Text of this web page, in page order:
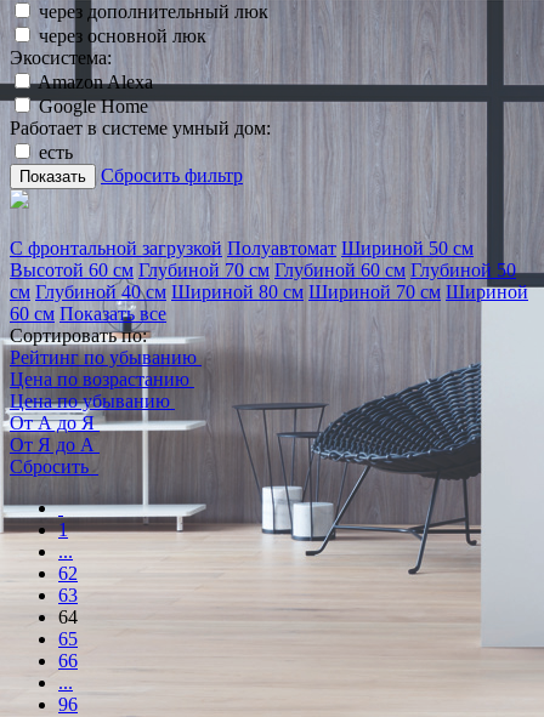
через дополнительный люк
через основной люк
Экосистема:
Amazon Alexa
Google Home
Работает в системе умный дом:
есть
Показать Сбросить фильтр
С фронтальной загрузкой Полуавтомат Шириной 50 см
Высотой 60 см Глубиной 70 см Глубиной 60 см Глубиной 50
см Глубиной 40 см Шириной 80 см Шириной 70 см Шириной
60 см Показать все
Сортировать по:
Рейтинг по убыванию
Цена по возрастанию
Цена по убыванию
От А до Я
От Я до А
Сбросить
1
...
62
63
64
65
66
...
96